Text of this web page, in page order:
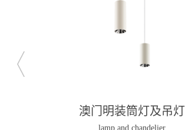
澳门明装筒灯及吊灯
lamp and chandelier